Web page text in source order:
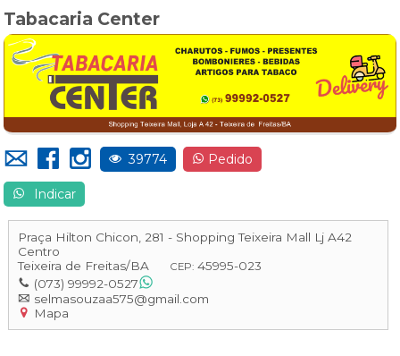
Tabacaria Center
39774 Pedido
Indicar
Praça Hilton Chicon, 281 - Shopping Teixeira Mall Lj A42
Centro
Teixeira de Freitas/BA CEP: 45995-023
(073) 99992-0527
selmasouzaa575@gmail.com
Mapa